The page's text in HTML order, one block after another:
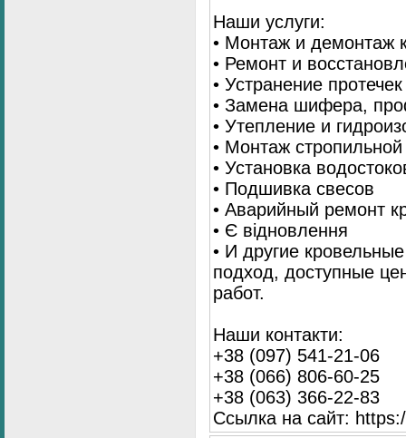
Наши услуги:
• Монтаж и демонтаж
• Ремонт и
• Устранение протечек
• Замена шифера,
• Утепление и
• Монтаж
• Установка
• Подшивка свесов
• Аварийный ремонт
• Є відновлення
• И другие
подход, доступные
работ.
Наши контакти:
+38 (097) 541-21-06
+38 (066) 806-60-25
+38 (063) 366-22-83
Ссылка на сайт: